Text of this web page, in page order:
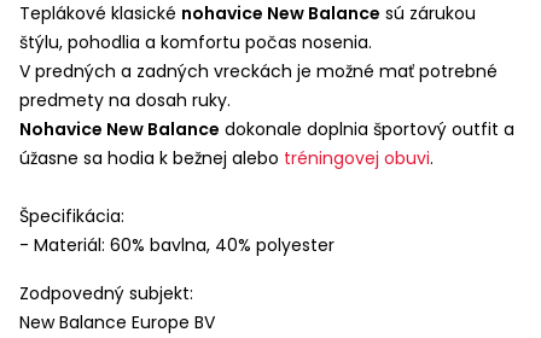
Teplákové klasické nohavice New Balance sú zárukou
štýlu, pohodlia a komfortu počas nosenia.
V predných a zadných vreckách je možné mať potrebné
predmety na dosah ruky.
Nohavice New Balance dokonale doplnia športový outfit a
úžasne sa hodia k bežnej alebo tréningovej obuvi.
Špecifikácia:
- Materiál: 60% bavlna, 40% polyester
Zodpovedný subjekt:
New Balance Europe BV